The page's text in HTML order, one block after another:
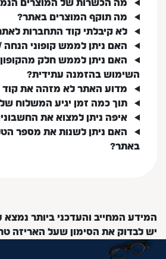
מה הכשרות של המוצרים
מה תוקף המוצרים באתר?
לא קיבלתי קוד התחברות
האם ניתן לממש קופוני
האם ניתן לממש חלק מהקופון
השימוש בהזמנה עתידית?
מדוע האתר לא מזהה את קוד
תוך כמה זמן יגיע המשלוח
איפה ניתן למצוא את
האם ניתן לשנות את מספר
באתר?
המידע המחייב והעדכני ביותר נמצא
יש לבדוק את הסימון שעל האריזה